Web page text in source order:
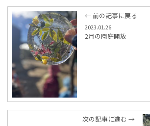
← 前の記事に戻る
2023.01.26
2月の園庭開放
次の記事に進む →